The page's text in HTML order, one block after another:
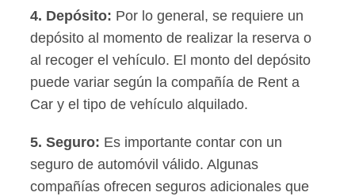
4. Depósito: Por lo general, se requiere un
depósito al momento de realizar la reserva o
al recoger el vehículo. El monto del depósito
puede variar según la compañía de Rent a
Car y el tipo de vehículo alquilado.
5.Seguro: Es importante contar con un
seguro de automóvil válido. Algunas
compañías ofrecen seguros adicionales que